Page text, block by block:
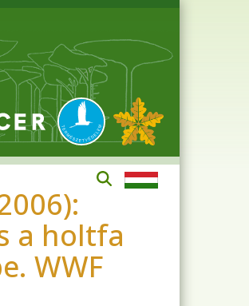
a holtfa
WWF